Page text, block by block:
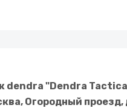
dendra "Dendra
Огородный проезд,